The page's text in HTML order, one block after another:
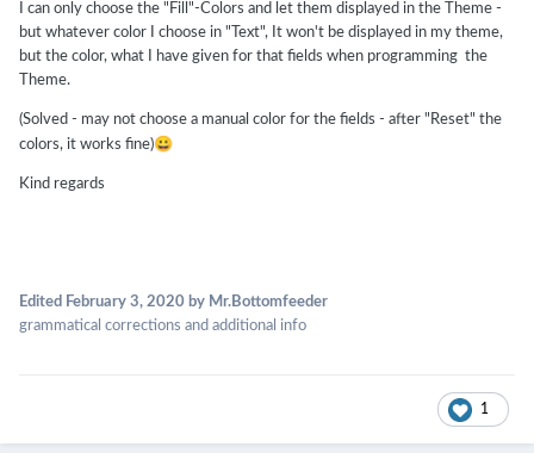
I can only choose the "Fill"-Colors and let them displayed in the Theme -
but whatever color I choose in "Text", It won't be displayed in my theme,
but the color, what I have given for that fields when programming the
Theme.
(Solved - may not choose a manual color for the fields - after "Reset" the
colors, it works fine)😀
Kind regards
Edited February 3, 2020 by Mr.Bottomfeeder
grammatical corrections and additional info
1